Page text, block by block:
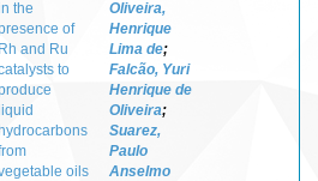
the
of
Rh and Ru
to
oils
Oliveira,
Henrique
Lima de;
Falcão, Yuri
Henrique de
Oliveira;
Suarez,
Paulo
Anselmo